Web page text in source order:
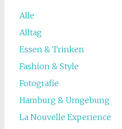
Alle
Alltag
Essen & Trinken
Fashion & Style
Fotografie
Hamburg & Umgebung
La Nouvelle Experience